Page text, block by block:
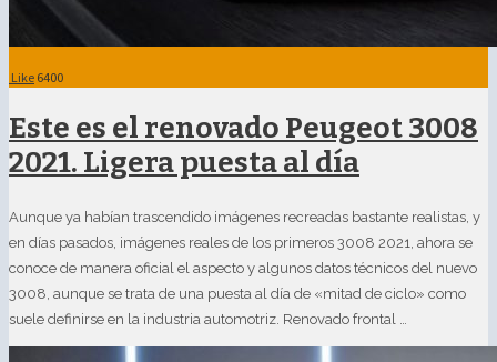
Like 6400
Este es el renovado Peugeot 3008
2021. Ligera puesta al día
Aunque ya habían trascendido imágenes recreadas bastante realistas, y
en días pasados, imágenes reales de los primeros 3008 2021, ahora se
conoce de manera oficial el aspecto y algunos datos técnicos del nuevo
3008, aunque se trata de una puesta al día de «mitad de ciclo» como
suele definirse en la industria automotriz. Renovado frontal …